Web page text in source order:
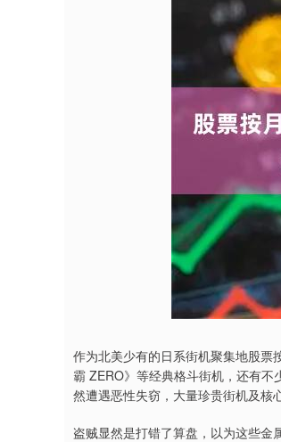
作为北美少有的日系街机聚集地股
霸 ZERO》等经典格斗街机，还有
然遭遇恶性失窃，大量珍贵街机及核
盗贼显然是打错了算盘，以为这些金